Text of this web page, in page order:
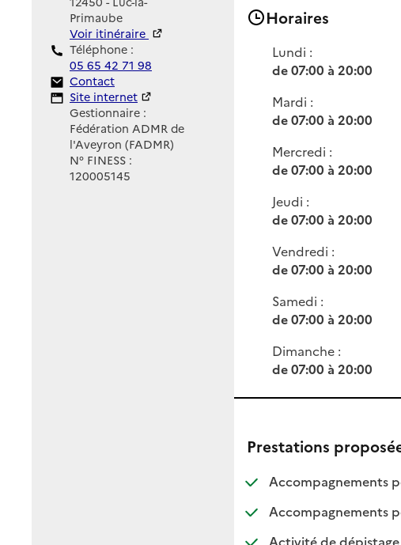
Primaube
Voir itinéraire
Téléphone :
05 65 42 71 98
Contact
Contact
Site Internet
Site internet
Gestionnaire :
Fédération ADMR de
l'Aveyron (FADMR)
N° FINESS :
120005145
Horaires
Lundi :
de 07:00 à 20:00
Mardi :
de 07:00 à 20:00
Mercredi :
de 07:00 à 20:00
Jeudi :
de 07:00 à 20:00
Vendredi :
de 07:00 à 20:00
Samedi :
de 07:00 à 20:00
Dimanche :
de 07:00 à 20:00
Prestations
Accompagnements
Accompagnements
Activité de